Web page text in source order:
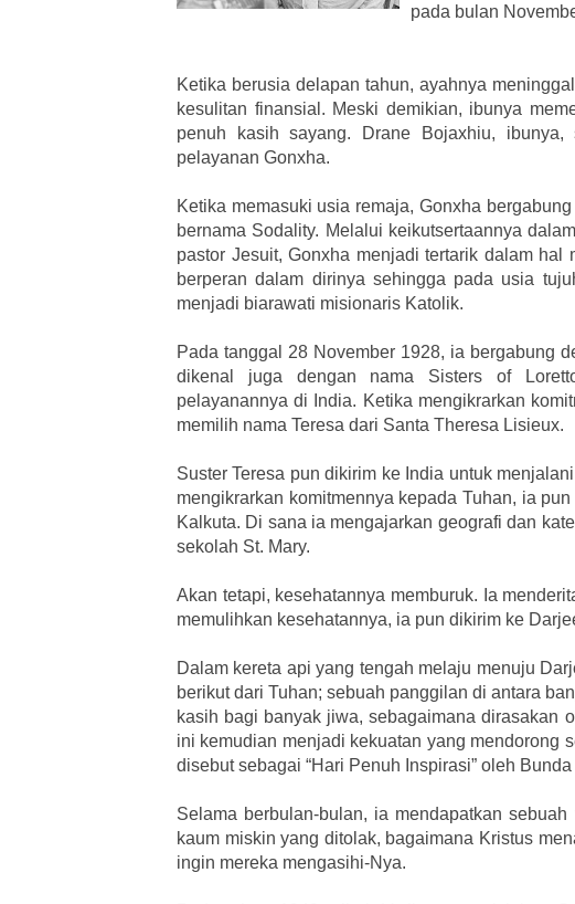
pada bulan
Ketika berusia delapan tahun, ayahnya
kesulitan finansial. Meski demikian, ibunya
penuh kasih sayang. Drane Bojaxhiu, ibunya,
pelayanan Gonxha.
Ketika memasuki usia remaja, Gonxha
bernama Sodality. Melalui keikutsertaannya
pastor Jesuit, Gonxha menjadi tertarik dalam
berperan dalam dirinya sehingga pada usia
menjadi biarawati misionaris Katolik.
Pada tanggal 28 November 1928, ia bergabung
dikenal juga dengan nama Sisters of
pelayanannya di India. Ketika mengikrarkan
memilih nama Teresa dari Santa Theresa Lisieux.
Suster Teresa pun dikirim ke India untuk
mengikrarkan komitmennya kepada Tuhan, ia
Kalkuta. Di sana ia mengajarkan geografi dan
sekolah St. Mary.
Akan tetapi, kesehatannya memburuk. Ia
memulihkan kesehatannya, ia pun dikirim ke
Dalam kereta api yang tengah melaju menuju
berikut dari Tuhan; sebuah panggilan di antara
kasih bagi banyak jiwa, sebagaimana dirasakan
ini kemudian menjadi kekuatan yang mendorong
disebut sebagai “Hari Penuh Inspirasi” oleh Bunda
Selama berbulan-bulan, ia mendapatkan
kaum miskin yang ditolak, bagaimana Kristus
ingin mereka mengasihi-Nya.